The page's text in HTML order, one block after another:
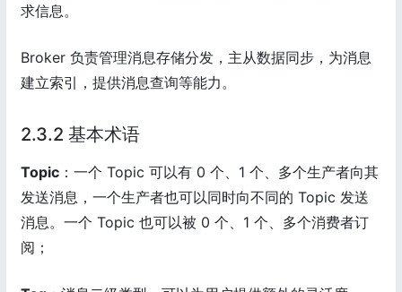
求信息。
Broker 负责管理消息存储分发，主从数据同步，为消息
建立索引，提供消息查询等能力。
2.3.2 基本术语
Topic ：一个 Topic 可以有 0 个、1 个、多个生产者向其
发送消息，一个生产者也可以同时向不同的 Topic 发送
消息。一个 Topic 也可以被 0 个、1 个、多个消费者订
阅；